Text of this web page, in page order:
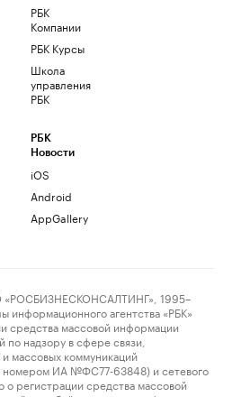
РБК
Компании
РБК Курсы
Школа
управления
РБК
РБК
Новости
iOS
Android
AppGallery
1995–
агентства «РБК»
средства массовой информации
надзору в сфере связи,
массовых коммуникаций
номером ИА №ФС77-63848) и сетевого
о регистрации средства массовой